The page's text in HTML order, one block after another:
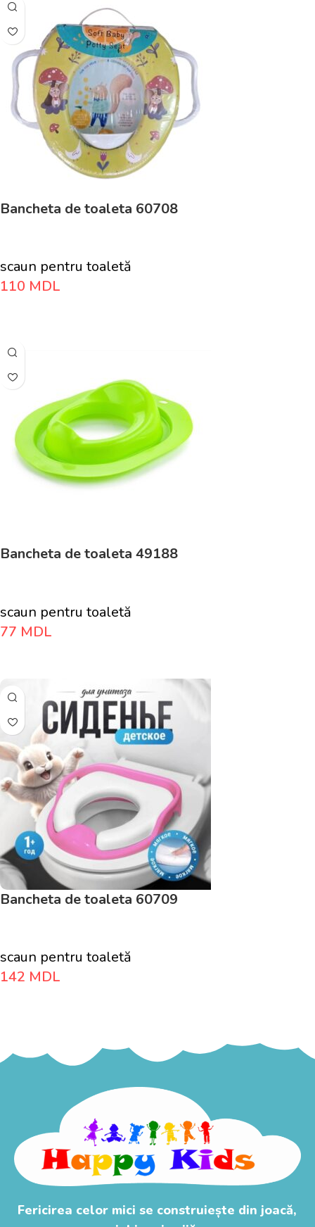
Bancheta de toaleta 60708
scaun pentru toaletă
110 MDL
Bancheta de toaleta 49188
scaun pentru toaletă
77 MDL
Bancheta de toaleta 60709
scaun pentru toaletă
142 MDL
Fericirea celor mici se construiește din joacă,